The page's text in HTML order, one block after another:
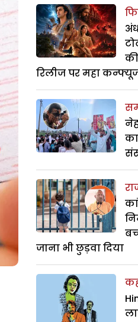
रिलीज पर महा
जाना भी छुड़वा दिया